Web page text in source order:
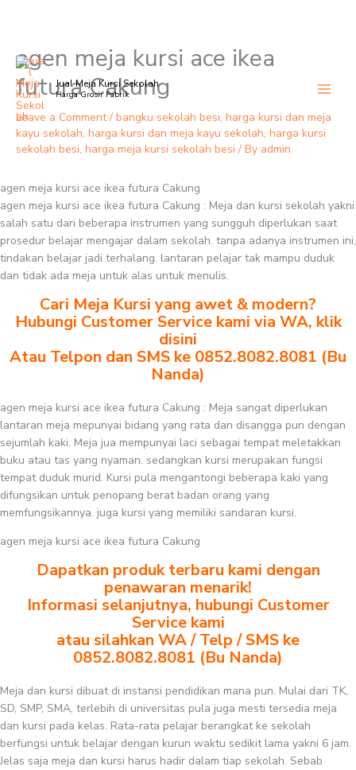
Skip
content
Jual Meja Kursi Sekolah
Harga Grosir Pabrik
agen meja kursi ace ikea
futura Cakung
Leave a Comment / bangku sekolah besi, harga kursi dan meja
kayu sekolah, harga kursi dan meja kayu sekolah, harga kursi
sekolah besi, harga meja kursi sekolah besi / By admin
agen meja kursi ace ikea futura Cakung
agen meja kursi ace ikea futura Cakung : Meja dan kursi sekolah yakni
salah satu dari beberapa instrumen yang sungguh diperlukan saat
prosedur belajar mengajar dalam sekolah. tanpa adanya instrumen ini,
tindakan belajar jadi terhalang. lantaran pelajar tak mampu duduk
dan tidak ada meja untuk alas untuk menulis.
Cari Meja Kursi yang awet & modern?
Hubungi Customer Service kami via WA, klik
disini
Atau Telpon dan SMS ke 0852.8082.8081 (Bu
Nanda)
agen meja kursi ace ikea futura Cakung : Meja sangat diperlukan
lantaran meja mepunyai bidang yang rata dan disangga pun dengan
sejumlah kaki. Meja jua mempunyai laci sebagai tempat meletakkan
buku atau tas yang nyaman. sedangkan kursi merupakan fungsi
tempat duduk murid. Kursi pula mengantongi beberapa kaki yang
difungsikan untuk penopang berat badan orang yang
memfungsikannya. juga kursi yang memiliki sandaran kursi.
agen meja kursi ace ikea futura Cakung
Dapatkan produk terbaru kami dengan
penawaran menarik!
Informasi selanjutnya, hubungi Customer
Service kami
atau silahkan WA / Telp / SMS ke
0852.8082.8081 (Bu Nanda)
Meja dan kursi dibuat di instansi pendidikan mana pun. Mulai dari TK,
SD, SMP, SMA, terlebih di universitas pula juga mesti tersedia meja
dan kursi pada kelas. Rata-rata pelajar berangkat ke sekolah
berfungsi untuk belajar dengan kurun waktu sedikit lama yakni 6 jam.
Jelas saja meja dan kursi harus hadir dalam tiap sekolah. Sebab